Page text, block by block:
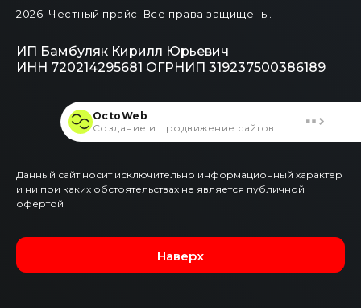
2026 . Честный прайс. Все права защищены.
ИП Бамбуляк Кирилл Юрьевич
ИНН 720214295681 ОГРНИП 319237500386189
Данный сайт носит исключительно информационный характер
и ни при каких обстоятельствах не является публичной
офертой
Наверх
OctoWeb
Создание и продвижение сайтов